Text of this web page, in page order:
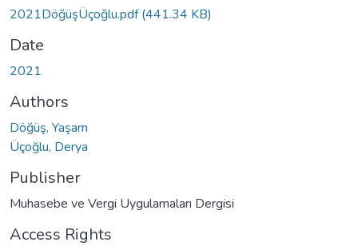
2021DöğüşÜçoğlu.pdf(441.34 KB)
Date
2021
Authors
Döğüş, Yaşam
Üçoğlu, Derya
Publisher
Muhasebe ve Vergi Uygulamaları Dergisi
Access Rights